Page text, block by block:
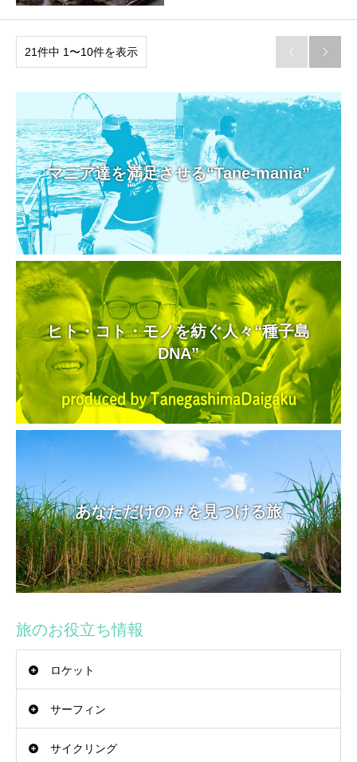
21件中 1〜10件を表示  
マニア達を満足させる“Tane-mania”
ヒト・コト・モノを紡ぐ人々“種子島
DNA”
あなただけの＃を見つける旅
旅のお役立ち情報
ロケット
サーフィン
サイクリング